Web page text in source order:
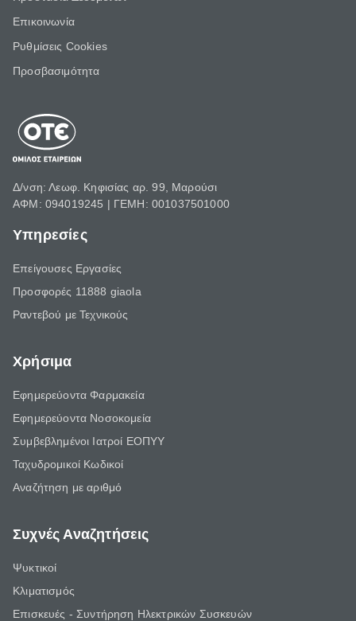
Επικοινωνία
Ρυθμίσεις Cookies
Προσβασιμότητα
Δ/νση: Λεωφ. Κηφισίας αρ. 99, Μαρούσι
ΑΦΜ: 094019245 | ΓΕΜΗ: 001037501000
Υπηρεσίες
Επείγουσες Εργασίες
Προσφορές 11888 giaola
Ραντεβού με Τεχνικούς
Χρήσιμα
Εφημερεύοντα Φαρμακεία
Εφημερεύοντα Νοσοκομεία
Συμβεβλημένοι Ιατροί ΕΟΠΥΥ
Ταχυδρομικοί Κωδικοί
Αναζήτηση με αριθμό
Συχνές Αναζητήσεις
Ψυκτικοί
Κλιματισμός
Επισκευές - Συντήρηση Ηλεκτρικών Συσκευών